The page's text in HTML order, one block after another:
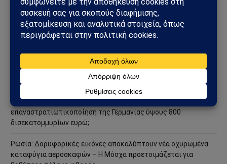
Εκκενώσεις με 112 και μάχη με τις φλόγες
Μέγαρα: Γυναίκα παρασύρθηκε από συρμό του Προαστιακού –
Ανασύρθηκε χωρίς τις αισθήσεις της
ΗΠΑ – Ιράν: Νέος γύρος αμερικανικών βομβαρδισμών μετά την
ιρανική πυραυλική επίθεση – Η Μέση Ανατολή εισέρχεται σε
ακόμη πιο επικίνδυνη φάση
Ανάλυση Andrew Korybko: Τι οδηγεί την προγραμματισμένη
επαναστρατιωτικοποίηση της Γερμανίας ύψους 800
δισεκατομμυρίων ευρώ;
Ρωσία: Δορυφορικές εικόνες αποκαλύπτουν νέα οχυρωμένα
καταφύγια αεροσκαφών – Η Μόσχα προετοιμάζεται για